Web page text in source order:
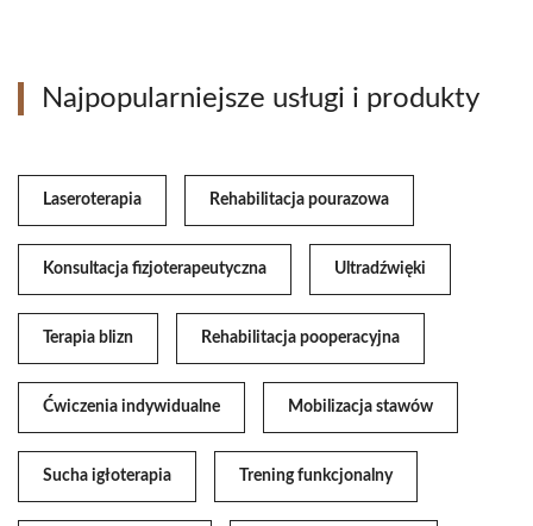
Najpopularniejsze usługi i produkty
Laseroterapia Rehabilitacja pourazowa
Konsultacja fizjoterapeutyczna Ultradźwięki
Terapia blizn Rehabilitacja pooperacyjna
Ćwiczenia indywidualne Mobilizacja stawów
Sucha igłoterapia Trening funkcjonalny